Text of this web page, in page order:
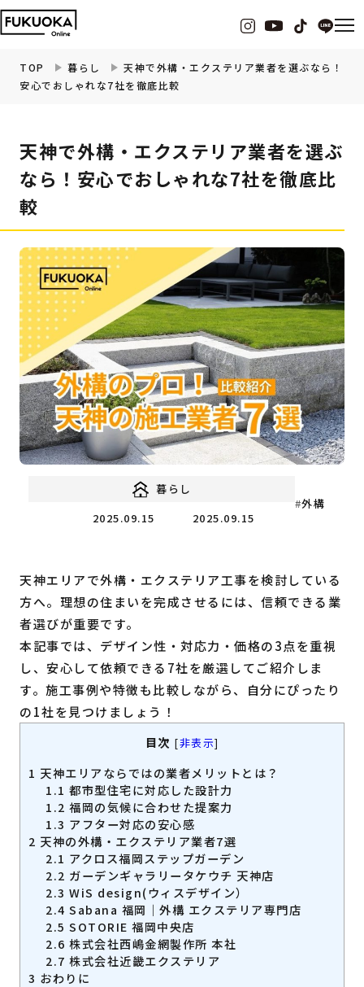
福岡の観光・お出かけ情報
福岡のビューティー情報
福岡の フィットネス情報
福岡の暮らし情報
福岡の教育・子育て情報
福岡のビジネス情報
TOP 暮らし
天神で外構・エクステリア業者を選ぶなら！
安心でおしゃれな7社を徹底比較
天神で外構・エクステリア業者を選ぶ
なら！安心でおしゃれな7社を徹底比
較
暮らし
2025.09.15
2025.09.15
外構
天神エリアで外構・エクステリア工事を検討している
方へ。理想の住まいを完成させるには、信頼できる業
者選びが重要です。
本記事では、デザイン性・対応力・価格の3点を重視
し、安心して依頼できる7社を厳選してご紹介しま
す。施工事例や特徴も比較しながら、自分にぴったり
の1社を見つけましょう！
目次 [非表示]
1 天神エリアならではの業者メリットとは？
1.1 都市型住宅に対応した設計力
1.2 福岡の気候に合わせた提案力
1.3 アフター対応の安心感
2 天神の外構・エクステリア業者7選
2.1 アクロス福岡ステップガーデン
2.2 ガーデンギャラリータケウチ 天神店
2.3 WiS design(ウィスデザイン）
2.4 Sabana 福岡｜外構 エクステリア専門店
2.5 SOTORIE 福岡中央店
2.6 株式会社西嶋金網製作所 本社
2.7 株式会社近畿エクステリア
3 おわりに